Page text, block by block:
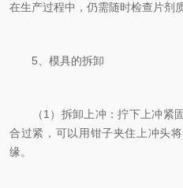
在生产过程中，仍需随时检查片剂
5、模具的拆卸
（1）拆卸上冲：拧下上冲紧固
合过紧，可以用钳子夹住上冲头
缘。